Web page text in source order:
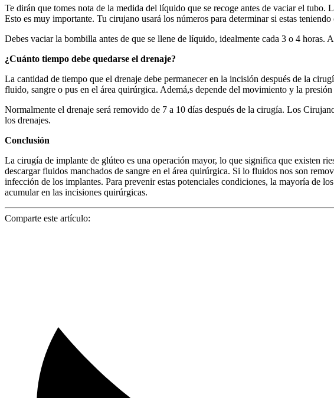
Te dirán que tomes nota de la medida del líquido que se recoge antes de vaciar el tubo.
Esto es muy importante. Tu cirujano usará los números para determinar si estas
Debes vaciar la bombilla antes de que se llene de líquido, idealmente cada 3 o 4
¿Cuánto tiempo debe quedarse el drenaje?
La cantidad de tiempo que el drenaje debe permanecer en la incisión después de la
fluido, sangre o pus en el área quirúrgica. Ademá,s depende del movimiento y la
Normalmente el drenaje será removido de 7 a 10 días después de la cirugía. Los
los drenajes.
Conclusión
La cirugía de implante de glúteo es una operación mayor, lo que significa que existen
descargar fluidos manchados de sangre en el área quirúrgica. Si lo fluidos nos son
infección de los implantes. Para prevenir estas potenciales condiciones, la mayoría de
acumular en las incisiones quirúrgicas.
Comparte este artículo: